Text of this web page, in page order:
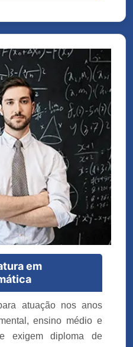
em
atuação nos anos
ensino médio e
exigem diploma de